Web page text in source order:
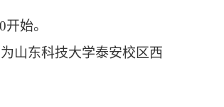
开始。
山东科技大学泰安校区 西